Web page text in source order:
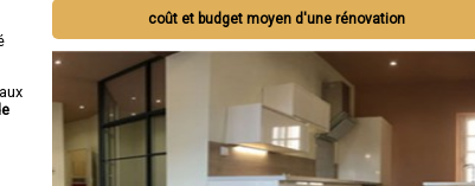
coût et budget moyen d'une rénovation